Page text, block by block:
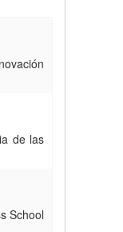
de las
School